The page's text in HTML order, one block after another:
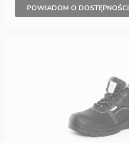
POWIADOM O DOSTĘPNOŚCI